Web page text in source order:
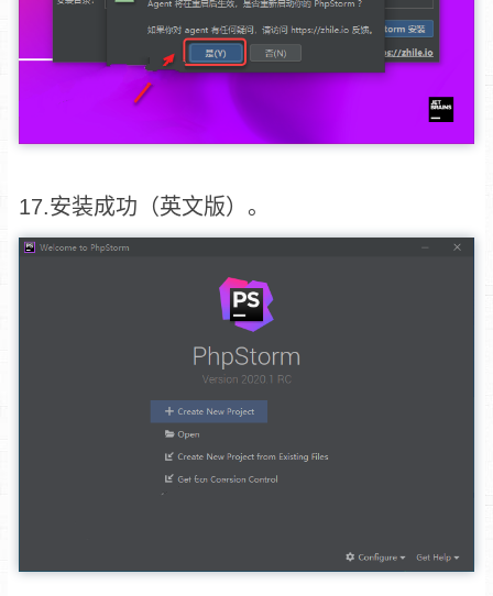
17.安装成功（英文版）。